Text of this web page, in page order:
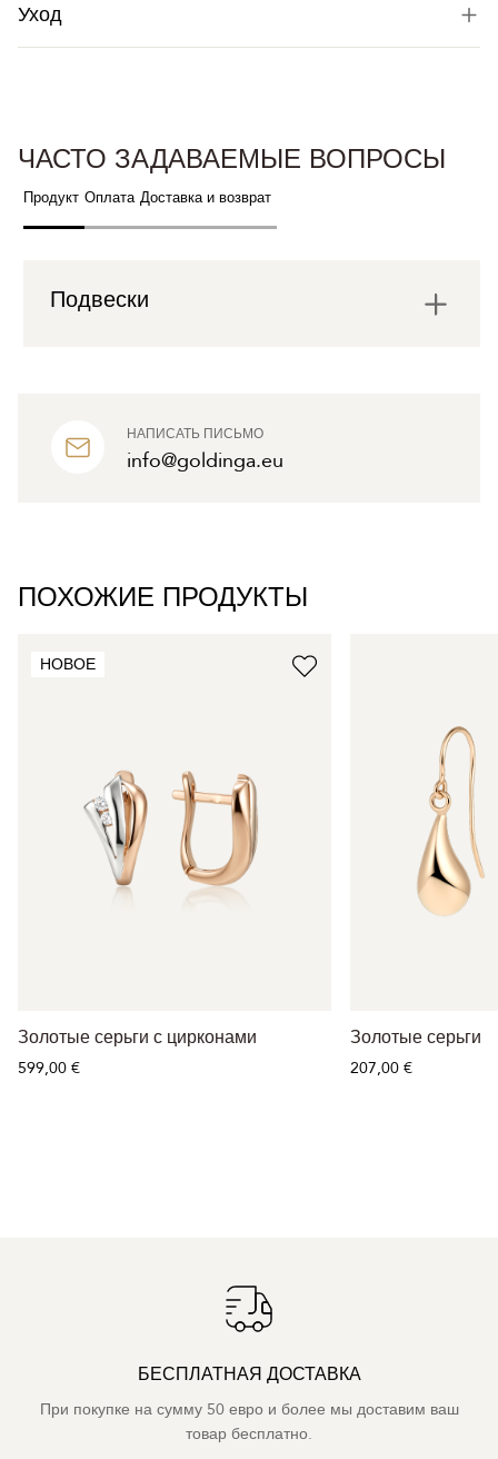
Уход
НАПИСАТЬ ПИСЬМО
info@goldinga.eu
ЧАСТО ЗАДАВАЕМЫЕ ВОПРОСЫ
Продукт Оплата Доставка и возврат
Подвески
ПОХОЖИЕ ПРОДУКТЫ
НОВОЕ
Золотые серьги с цирконами
599,00 €
Золотые серьги
207,00 €
БЕСПЛАТНАЯ ДОСТАВКА
При покупке на сумму 50 евро и более мы доставим ваш
товар бесплатно.